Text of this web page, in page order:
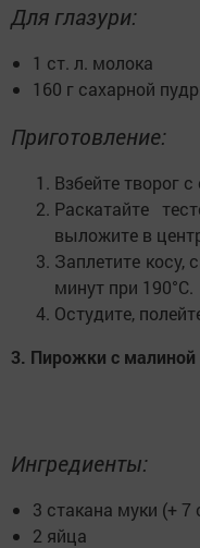
Для глазури:
1 ст. л. молока
160 г сахарной
Приготовление:
Взбейте творог
Раскатайте
выложите в
Заплетите косу,
минут при 190°C.
Остудите,
3. Пирожки с малиной
Ингредиенты:
3 стакана муки (+
2 яйца